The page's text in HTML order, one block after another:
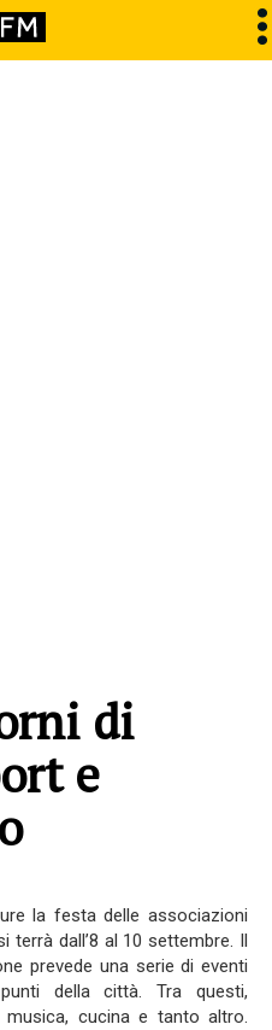
di
e
la festa delle associazioni
dall’8 al 10 settembre. Il
prevede una serie di eventi
della città. Tra questi,
musica, cucina e tanto altro.